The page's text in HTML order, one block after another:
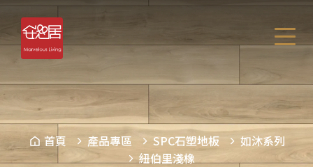
首頁 產品專區 SPC石塑地板
如沐系列
紐伯里淺橡